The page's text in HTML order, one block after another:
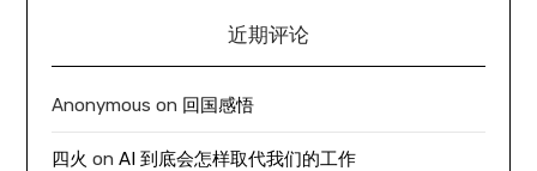
近期评论
Anonymous on 回国感悟
四火 onAI 到底会怎样取代我们的工作